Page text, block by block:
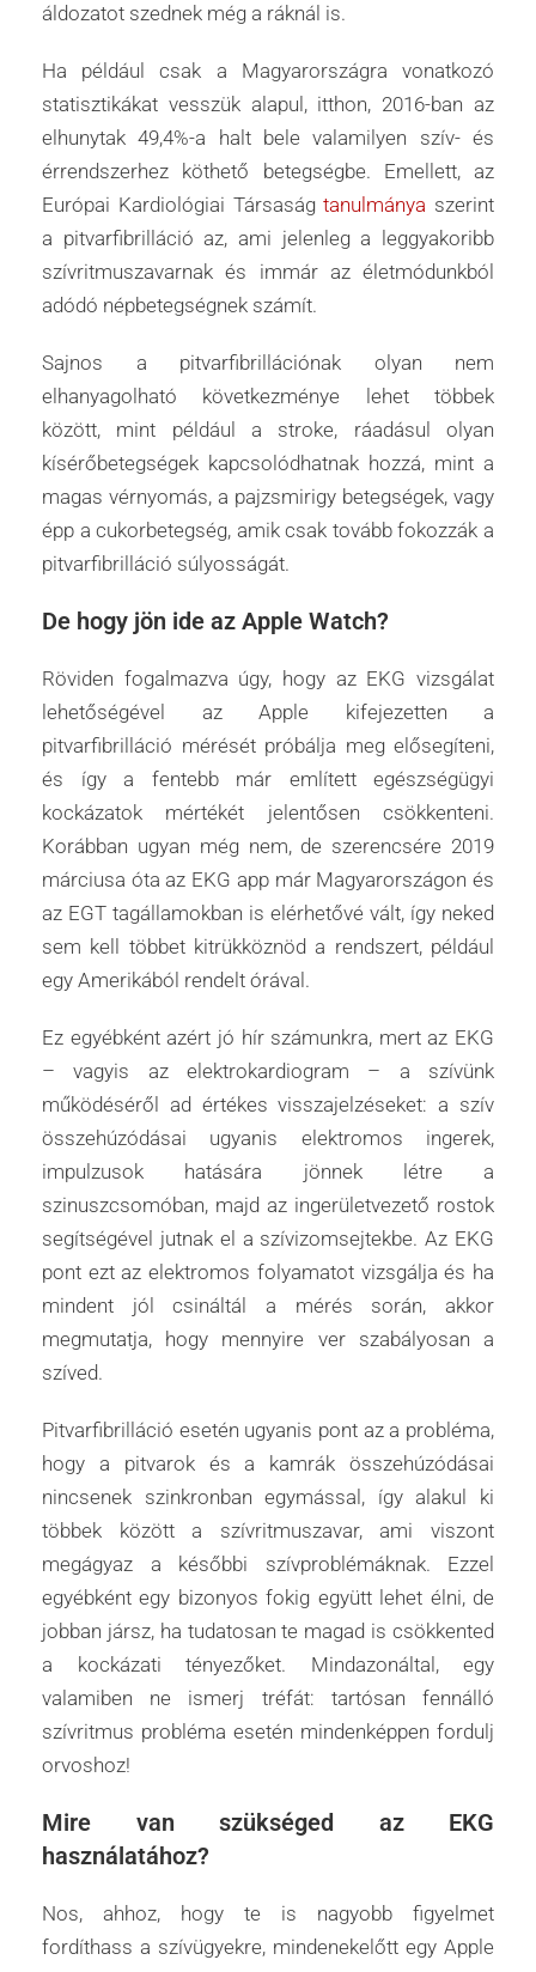
áldozatot szednek még a ráknál is.
Ha például csak a Magyarországra vonatkozó
statisztikákat vesszük alapul, itthon, 2016-ban az
elhunytak 49,4%-a halt bele valamilyen szív- és
érrendszerhez köthető betegségbe. Emellett, az
Európai Kardiológiai Társaságtanulmánya szerint
a pitvarfibrilláció az, ami jelenleg a leggyakoribb
szívritmuszavarnak és immár az életmódunkból
adódó népbetegségnek számít.
Sajnos a pitvarfibrillációnak olyan nem
elhanyagolható következménye lehet többek
között, mint például a stroke, ráadásul olyan
kísérőbetegségek kapcsolódhatnak hozzá, mint a
magas vérnyomás, a pajzsmirigy betegségek, vagy
épp a cukorbetegség, amik csak tovább fokozzák a
pitvarfibrilláció súlyosságát.
De hogy jön ide az Apple Watch?
Röviden fogalmazva úgy, hogy az EKG vizsgálat
lehetőségével az Apple kifejezetten a
pitvarfibrilláció mérését próbálja meg elősegíteni,
és így a fentebb már említett egészségügyi
kockázatok mértékét jelentősen csökkenteni.
Korábban ugyan még nem, de szerencsére 2019
márciusa óta az EKG app már Magyarországon és
az EGT tagállamokban is elérhetővé vált, így neked
sem kell többet kitrükköznöd a rendszert, például
egy Amerikából rendelt órával.
Ez egyébként azért jó hír számunkra, mert az EKG
– vagyis az elektrokardiogram – a szívünk
működéséről ad értékes visszajelzéseket: a szív
összehúzódásai ugyanis elektromos ingerek,
impulzusok hatására jönnek létre a
szinuszcsomóban, majd az ingerületvezető rostok
segítségével jutnak el a szívizomsejtekbe. Az EKG
pont ezt az elektromos folyamatot vizsgálja és ha
mindent jól csináltál a mérés során, akkor
megmutatja, hogy mennyire ver szabályosan a
szíved.
Pitvarfibrilláció esetén ugyanis pont az a probléma,
hogy a pitvarok és a kamrák összehúzódásai
nincsenek szinkronban egymással, így alakul ki
többek között a szívritmuszavar, ami viszont
megágyaz a későbbi szívproblémáknak. Ezzel
egyébként egy bizonyos fokig együtt lehet élni, de
jobban jársz, ha tudatosan te magad is csökkented
a kockázati tényezőket. Mindazonáltal, egy
valamiben ne ismerj tréfát: tartósan fennálló
szívritmus probléma esetén mindenképpen fordulj
orvoshoz!
Mire van szükséged az EKG
használatához?
Nos, ahhoz, hogy te is nagyobb figyelmet
fordíthass a szívügyekre, mindenekelőtt egy Apple